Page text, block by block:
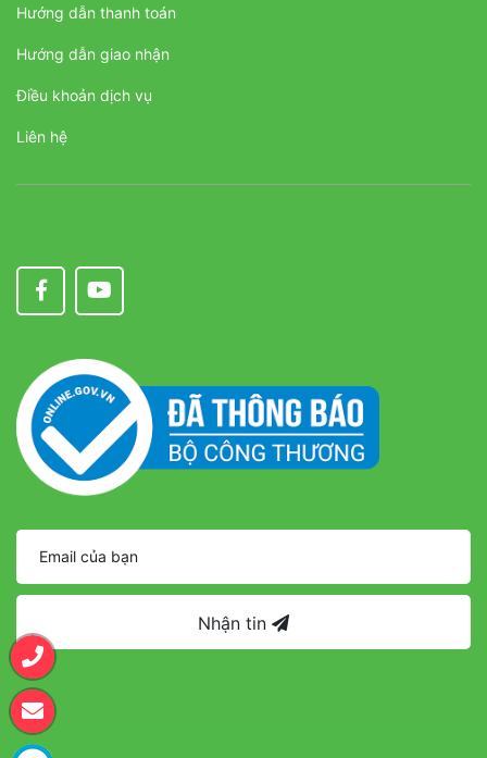
Hướng dẫn thanh toán
Hướng dẫn giao nhận
Điều khoản dịch vụ
Liên hệ
Nhận tin